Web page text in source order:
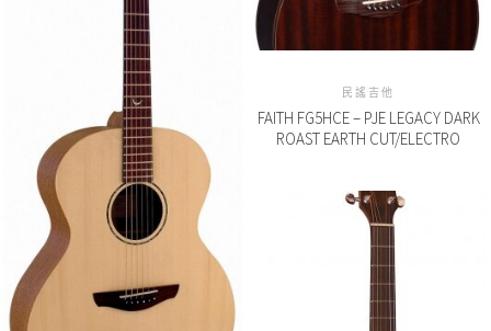
民謠吉他
FAITH FG5HCE – PJE LEGACY DARK
ROAST EARTH CUT/ELECTRO